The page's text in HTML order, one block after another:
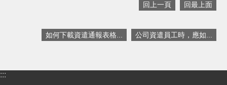
回上一頁 回最上面
如何下載資遣通報表格... 公司資遣員工時，應如...
:::